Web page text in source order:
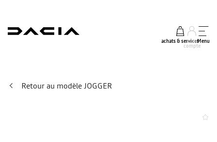
achats & services
mon
compte
Menu
Retour au modèle JOGGER